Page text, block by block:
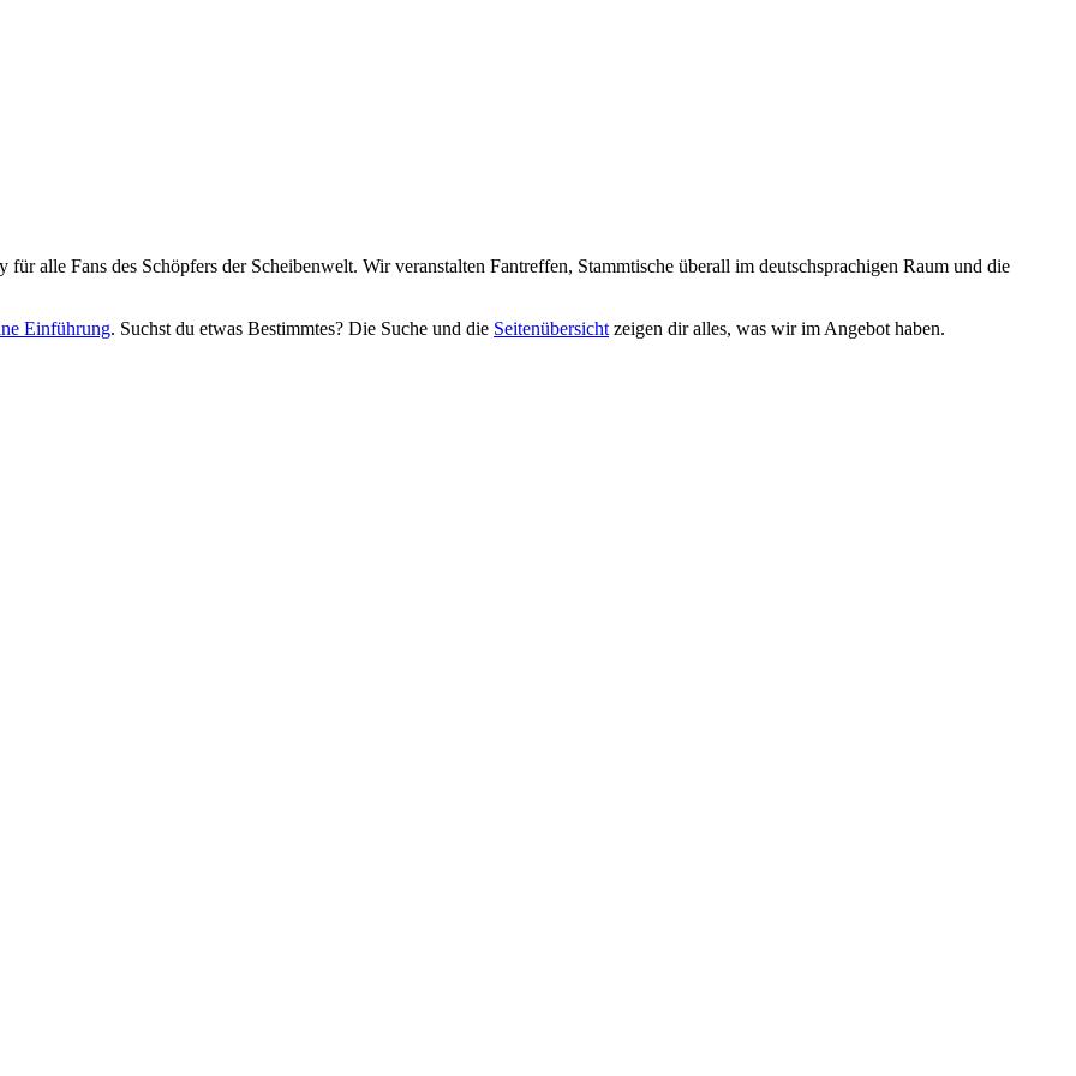
alle Fans des Schöpfers der Scheibenwelt. Wir veranstalten Fantreffen, Stammtische überall im deutschsprachigen Raum und die
Einführung. Suchst du etwas Bestimmtes? Die Suche und die Seitenübersicht zeigen dir alles, was wir im Angebot haben.